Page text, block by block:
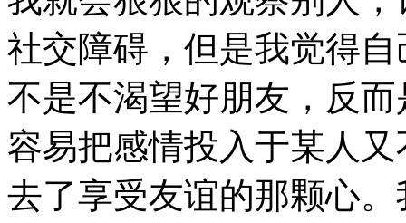
社交障碍，但是我觉得
不是不渴望好朋友，反
容易把感情投入于某人
去了享受友谊的那颗心